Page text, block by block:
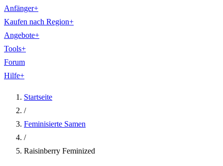
Anfänger+
Kaufen nach Region+
Angebote+
Tools+
Forum
Hilfe+
Startseite
/
Feminisierte Samen
/
Raisinberry Feminized